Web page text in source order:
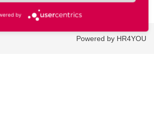
Powered by HR4YOU
by